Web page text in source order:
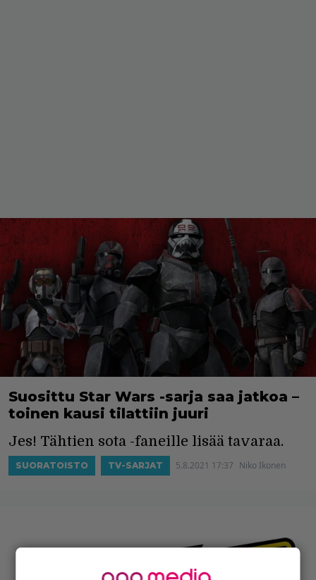
Suosittu Star Wars -sarja saa jatkoa –
toinen kausi tilattiin juuri
Jes! Tähtien sota -faneille lisää tavaraa.
SUORATOISTO TV-SARJAT 5.8.2021 17:37 Niko Ikonen